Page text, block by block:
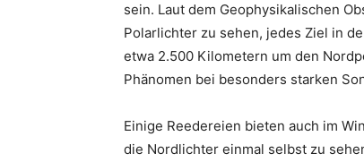
sein. Laut dem Geophysikalischen
Polarlichter zu sehen, jedes Ziel in
etwa 2.500 Kilometern um den
Phänomen bei besonders starken
Einige Reedereien bieten auch im
die Nordlichter einmal selbst zu